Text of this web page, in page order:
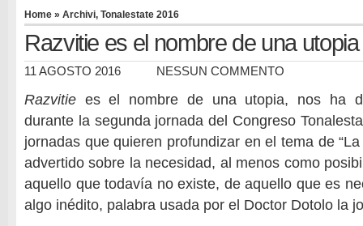
Home » Archivi, Tonalestate 2016
Razvitie es el nombre de una utopia
11 AGOSTO 2016 NESSUN COMMENTO
Razvitie es el nombre de una utopia, nos ha
durante la segunda jornada del Congreso
jornadas que quieren profundizar en el tema de
advertido sobre la necesidad, al menos como
aquello que todavía no existe, de aquello que es
algo inédito, palabra usada por el Doctor Dotolo la